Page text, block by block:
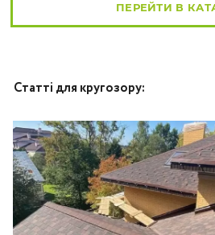
ПЕРЕЙТИ В
Статті для кругозору: